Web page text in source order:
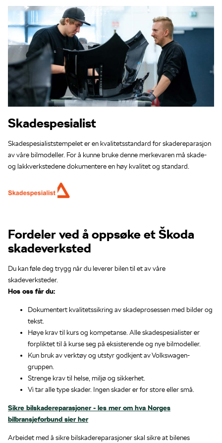
Skadespesialist
Skadespesialiststempelet er en kvalitetsstandard for skadereparasjon
av våre bilmodeller. For å kunne bruke denne merkevaren må skade-
og lakkverkstedene dokumentere en høy kvalitet og standard.
Fordeler ved å oppsøke et Škoda
skadeverksted
Du kan føle deg trygg når du leverer bilen til et av våre
skadeverksteder.
Hos oss får du:
Dokumentert kvalitetssikring av skadeprosessen med bilder og
tekst.
Høye krav til kurs og kompetanse. Alle skadespesialister er
forpliktet til å kurse seg på eksisterende og nye bilmodeller.
Kun bruk av verktøy og utstyr godkjent av Volkswagen-
gruppen.
Strenge krav til helse, miljø og sikkerhet.
Vi tar alle type skader. Ingen skader er for store eller små.
Sikre bilskadereparasjoner - les mer om hva Norges
bilbransjeforbund sier her
Arbeidet med å sikre bilskadereparasjoner skal sikre at bilenes